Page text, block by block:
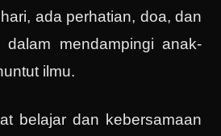
ada perhatian, doa, dan
mendampingi anak-
ilmu.
belajar dan kebersamaan